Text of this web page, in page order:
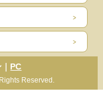
PC
Reserved.